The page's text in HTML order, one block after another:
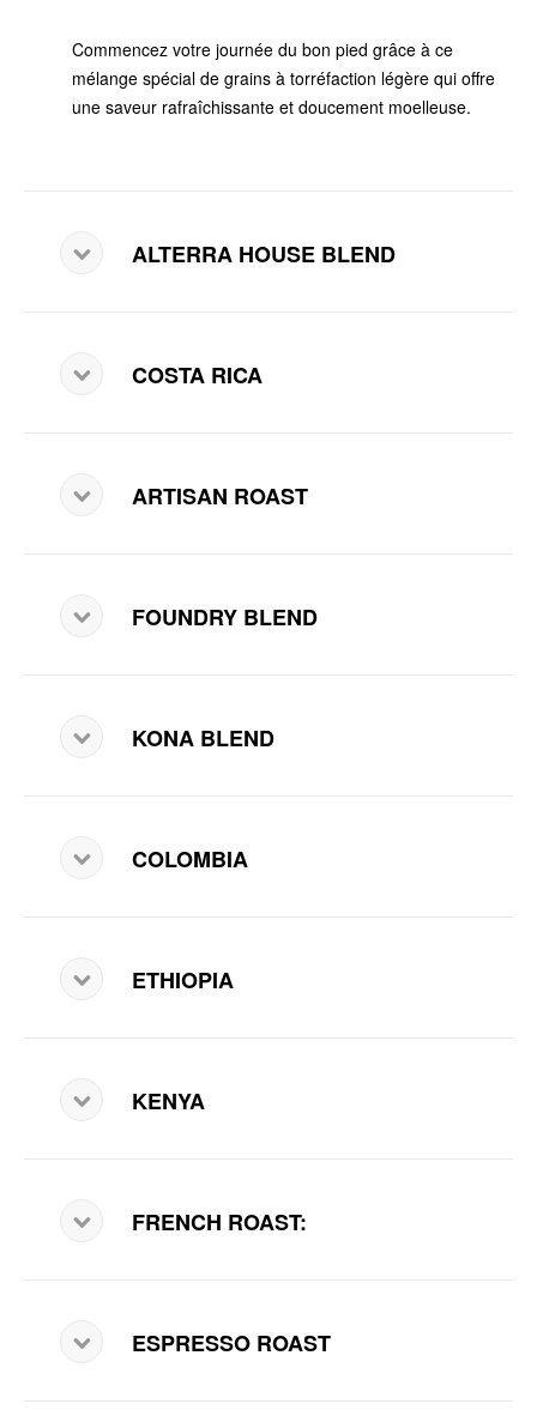
Commencez votre journée du bon pied grâce à ce
mélange spécial de grains à torréfaction légère qui offre
une saveur rafraîchissante et doucement moelleuse.
ALTERRA HOUSE BLEND
COSTA RICA
ARTISAN ROAST
FOUNDRY BLEND
KONA BLEND
COLOMBIA
ETHIOPIA
KENYA
FRENCH ROAST:
ESPRESSO ROAST